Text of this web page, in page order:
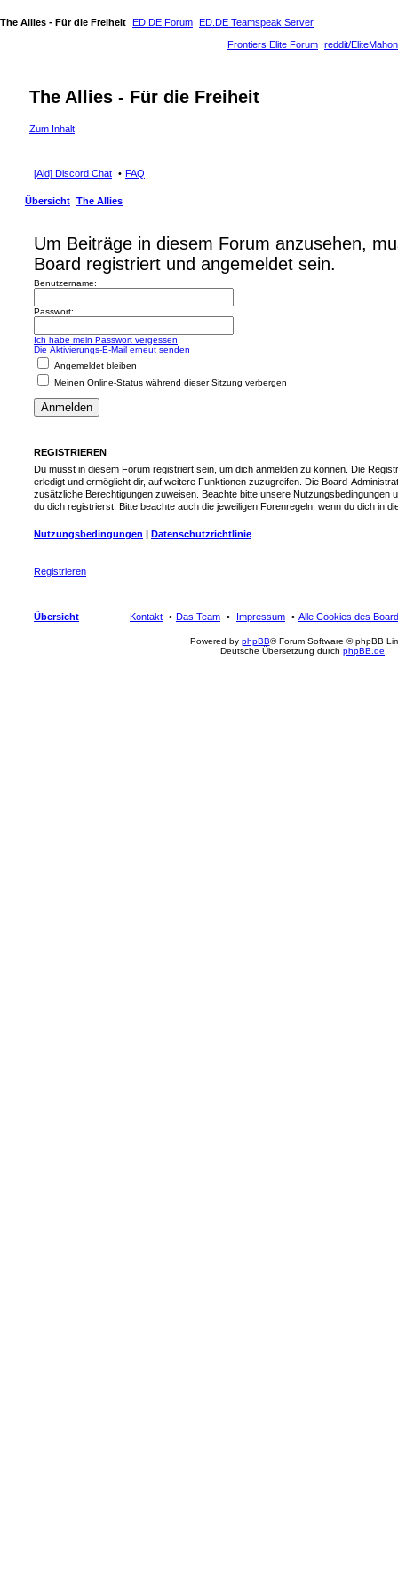
The Allies - Für die Freiheit ED.DE Forum ED.DE Teamspeak Server
reddit/EliteMahon
Frontiers Elite Forum
The Allies - Für die Freiheit
Zum Inhalt
[Aid] Discord Chat FAQ
Übersicht The Allies
Um Beiträge in diesem Forum anzusehen,
Board registriert und angemeldet sein.
Benutzername:
Passwort:
Ich habe mein Passwort vergessen
Die Aktivierungs-E-Mail erneut senden
Angemeldet bleiben
Meinen Online-Status während dieser Sitzung verbergen
REGISTRIEREN
Du musst in diesem Forum registriert sein, um dich anmelden zu können. Die
erledigt und ermöglicht dir, auf weitere Funktionen zuzugreifen. Die Board-
zusätzliche Berechtigungen zuweisen. Beachte bitte unsere Nutzungsbedingungen
du dich registrierst. Bitte beachte auch die jeweiligen Forenregeln, wenn du dich in
Nutzungsbedingungen | Datenschutzrichtlinie
Registrieren
Übersicht Alle Cookies des
Impressum
Das Team
Kontakt
Powered by phpBB® Forum Software © phpBB
Deutsche Übersetzung durch phpBB.de